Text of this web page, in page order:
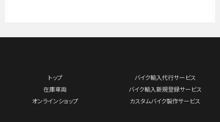
トップ
在庫車両
オンラインショップ
バイク輸入代行サービス
バイク輸入新規登録サービス
カスタムバイク製作サービス